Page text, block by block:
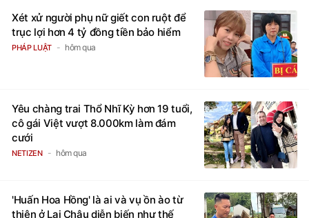
Xét xử người phụ nữ giết con ruột để
trục lợi hơn 4 tỷ đồng tiền bảo hiểm
PHÁP LUẬT hôm qua
Yêu chàng trai Thổ Nhĩ Kỳ hơn 19 tuổi,
cô gái Việt vượt 8.000km làm đám
cưới
NETIZEN hôm qua
'Huấn Hoa Hồng' là ai và vụ ồn ào từ
thiện ở Lai Châu diễn biến như thế